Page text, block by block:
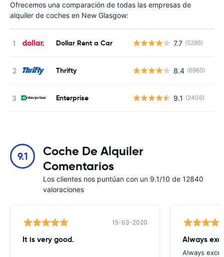
Ofrecemos una comparación de todas las empresas de
alquiler de coches en New Glasgow:
Dollar Rent a Car 7.7 (5286)
Thrifty 8.4 (6965)
Enterprise 9.1 (2406)
9.1
Coche De Alquiler
Comentarios
Los clientes nos puntúan con un 9.1/10 de 12840
valoraciones
15-03-2020
It is very good. Always
Always